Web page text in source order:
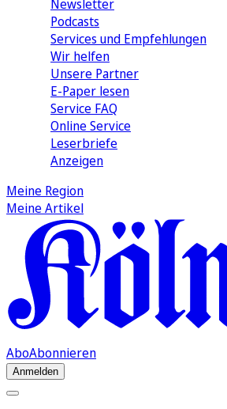
Newsletter
Podcasts
Services und Empfehlungen
Wir helfen
Unsere Partner
E-Paper lesen
Service FAQ
Online Service
Leserbriefe
Anzeigen
Meine Region
Meine Artikel
AboAbonnieren
Anmelden